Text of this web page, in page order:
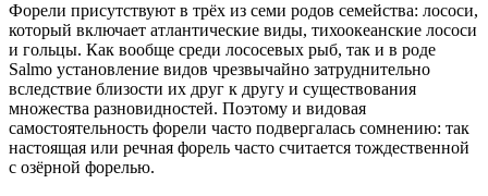
Форели присутствуют в трёх из семи родов семейства: лососи,
который включает атлантические виды, тихоокеанские лососи
и гольцы. Как вообще среди лососевых рыб, так и в роде
Salmo установление видов чрезвычайно затруднительно
вследствие близости их друг к другу и существования
множества разновидностей. Поэтому и видовая
самостоятельность форели часто подвергалась сомнению: так
настоящая или речная форель часто считается тождественной
с озёрной форелью.